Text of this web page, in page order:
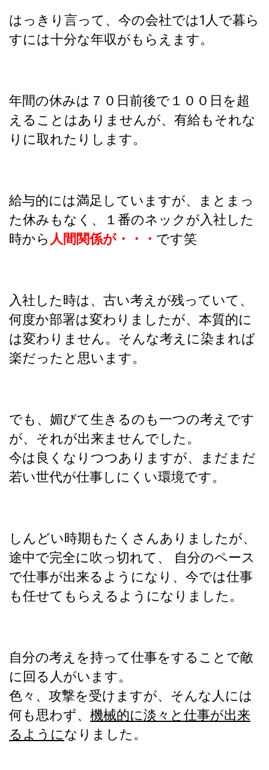
はっきり言って、今の会社では1人で暮ら
すには十分な年収がもらえます。
年間の休みは７０日前後で１００日を超
えることはありませんが、有給もそれな
りに取れたりします。
給与的には満足していますが、まとまっ
た休みもなく、１番のネックが入社した
時から 人間関係が・・・ です笑
入社した時は、古い考えが残っていて、
何度か部署は変わりましたが、本質的に
は変わりません。そんな考えに染まれば
楽だったと思います。
でも、媚びて生きるのも一つの考えです
が、それが出来ませんでした。
今は良くなりつつありますが、まだまだ
若い世代が仕事しにくい環境です。
しんどい時期もたくさんありましたが、
途中で完全に吹っ切れて、 自分のペース
で仕事が出来るようになり、今では仕事
も任せてもらえるようになりました。
自分の考えを持って仕事をすることで敵
に回る人がいます。
色々、攻撃を受けますが、そんな人には
何も思わず、 機械的に淡々と仕事が出来
るようになりました。